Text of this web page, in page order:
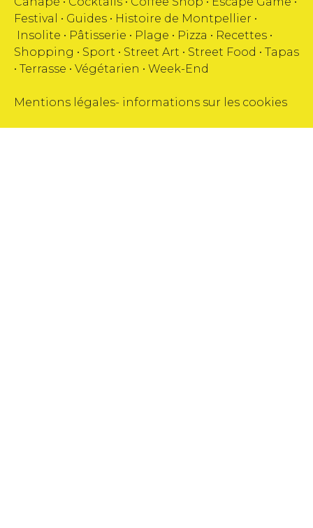
Festival
• Guides • Histoire de Montpellier •
Insolite • Pâtisserie • Plage • Pizza • Recettes •
Shopping • Sport • Street Art • Street Food • Tapas
• Terrasse • Végétarien • Week-End
Mentions légales- informations sur les cookies